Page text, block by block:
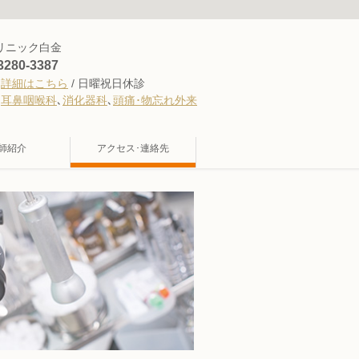
ニック白金
3387
詳細はこちら / 日曜祝日休診
耳鼻咽喉科､ 消化器科､ 頭痛･物忘れ外来
紹介 アクセス･連絡先